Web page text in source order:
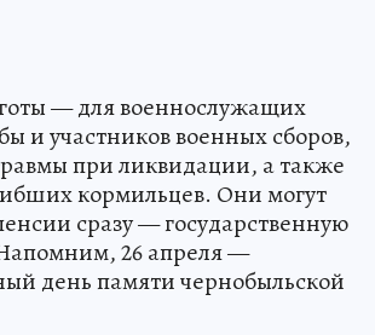
— для военнослужащих
и участников военных сборов,
при ликвидации, а также
кормильцев. Они могут
сразу — государственную
26 апреля —
день памяти чернобыльской